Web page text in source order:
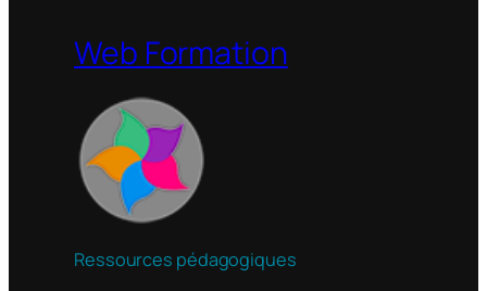
Web Formation
Ressources pédagogiques